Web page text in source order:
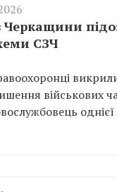
Черкащини
СЗЧ
військових
однієї